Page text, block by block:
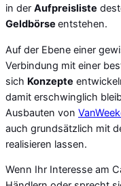
in der Aufpreisliste
Geldbörse entstehen.
Auf der Ebene einer
Verbindung mit einer
sich Konzepte
damit erschwinglich
Ausbauten von
auch grundsätzlich mit
realisieren lassen.
Wenn Ihr Interesse am